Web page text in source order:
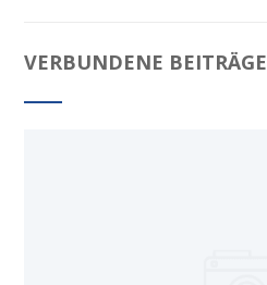
VERBUNDENE BEITRÄGE